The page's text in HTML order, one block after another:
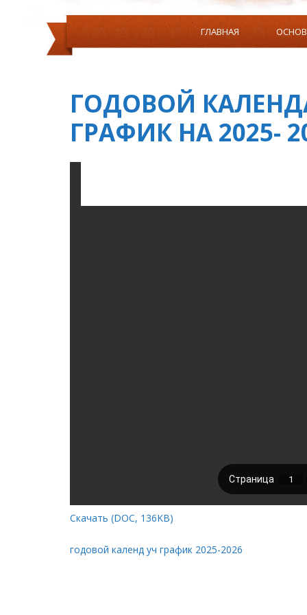
ГЛАВНАЯ
ИНФОРМАЦИЯ О НАЛИЧИИ ОБОРУДОВАННЫХ
ОБУЧЕНИЯ И
ДОСТУП К ИНФОРМАЦИОННЫМ СИСТЕМАМ
ГОДОВОЙ
ГРАФИК НА 2025-
Скачать (DOC, 136KB)
годовой календ уч график 2025-2026